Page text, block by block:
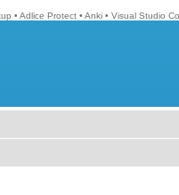
• Adlice Protect • Anki • Visual Studio